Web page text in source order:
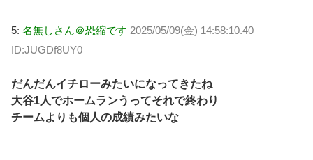
5: 名無しさん＠恐縮です 2025/05/09(金) 14:58:10.40
ID:JUGDf8UY0
だんだんイチローみたいになってきたね
大谷1人でホームランうってそれで終わり
チームよりも個人の成績みたいな